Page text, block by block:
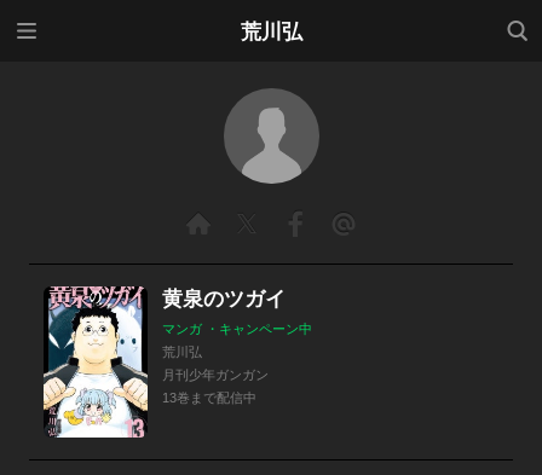
荒川弘
検索
黄泉のツガイ
マンガ ・キャンペーン中
荒川弘
月刊少年ガンガン
13巻まで配信中